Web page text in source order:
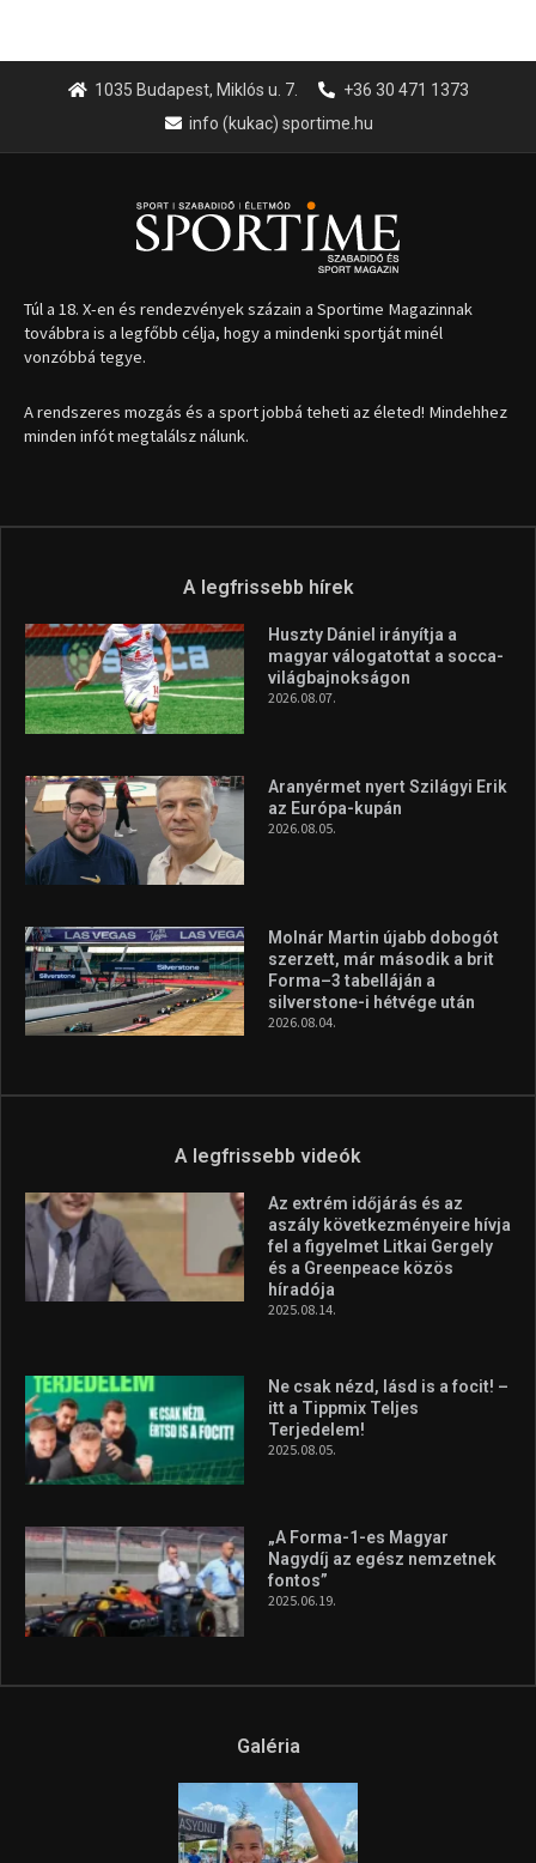
1035 Budapest, Miklós u. 7.
+36 30 471 1373
info (kukac) sportime.hu
Túl a 18. X-en és rendezvények százain a Sportime Magazinnak
továbbra is a legfőbb célja, hogy a mindenki sportját minél
vonzóbbá tegye.
A rendszeres mozgás és a sport jobbá teheti az életed! Mindehhez
minden infót megtalálsz nálunk.
A legfrissebb hírek
Huszty Dániel irányítja a
magyar válogatottat a socca-
világbajnokságon
2026.08.07.
Aranyérmet nyert Szilágyi Erik
az Európa-kupán
2026.08.05.
Molnár Martin újabb dobogót
szerzett, már második a brit
Forma–3 tabelláján a
silverstone-i hétvége után
2026.08.04.
A legfrissebb videók
Az extrém időjárás és az
aszály következményeire hívja
fel a figyelmet Litkai Gergely
és a Greenpeace közös
híradója
2025.08.14.
Ne csak nézd, lásd is a focit! –
itt a Tippmix Teljes
Terjedelem!
2025.08.05.
„A Forma-1-es Magyar
Nagydíj az egész nemzetnek
fontos”
2025.06.19.
Galéria